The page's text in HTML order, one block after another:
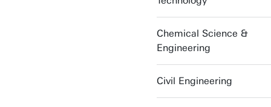
Chemical Science &
Engineering
Civil Engineering